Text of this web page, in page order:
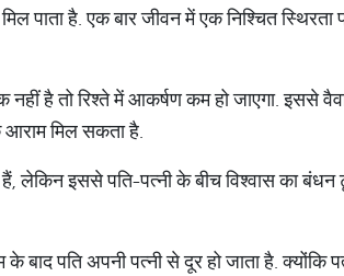
है. एक बार जीवन में एक निश्चित स्थिरता
है तो रिश्ते में आकर्षण कम हो जाएगा. इससे
मिल सकता है.
लेकिन इससे पति-पत्नी के बीच विश्वास का बंधन
बाद पति अपनी पत्नी से दूर हो जाता है. क्योंकि